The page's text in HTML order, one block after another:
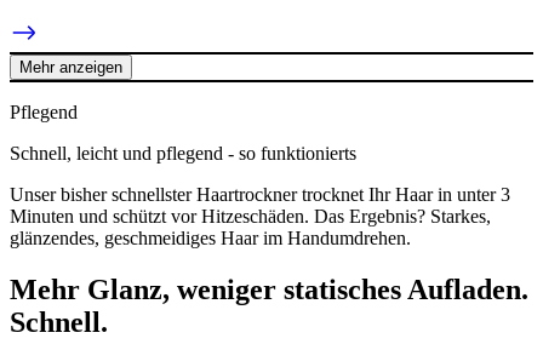
Mehr anzeigen
Pflegend
Schnell, leicht und pflegend - so funktionierts
Unser bisher schnellster Haartrockner trocknet Ihr Haar in unter 3
Minuten und schützt vor Hitzeschäden. Das Ergebnis? Starkes,
glänzendes, geschmeidiges Haar im Handumdrehen.
Mehr Glanz, weniger statisches Aufladen.
Schnell.